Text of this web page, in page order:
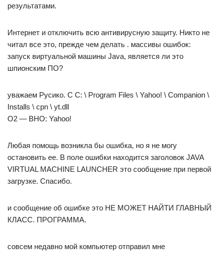
результатами.
Интернет и отключить всю антивирусную защиту. Никто не
читал все это, прежде чем делать . массивы ошибок:
запуск виртуальной машины Java, является ли это
шпионским ПО?
уважаем Русико. С C: \ Program Files \ Yahoo! \ Companion \
Installs \ cpn \ yt.dll
O2 — BHO: Yahoo!
Любая помощь возникла бы ошибка, но я не могу
остановить ее. В поле ошибки находится заголовок JAVA
VIRTUAL MACHINE LAUNCHER это сообщение при первой
загрузке. Спасибо.
и сообщение об ошибке это НЕ МОЖЕТ НАЙТИ ГЛАВНЫЙ
КЛАСС. ПРОГРАММА.
совсем недавно мой компьютер отправил мне